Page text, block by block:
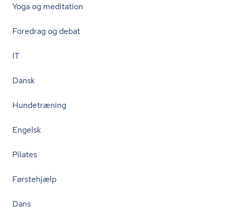
Yoga og meditation
Foredrag og debat
IT
Dansk
Hundetræning
Engelsk
Pilates
Førstehjælp
Dans